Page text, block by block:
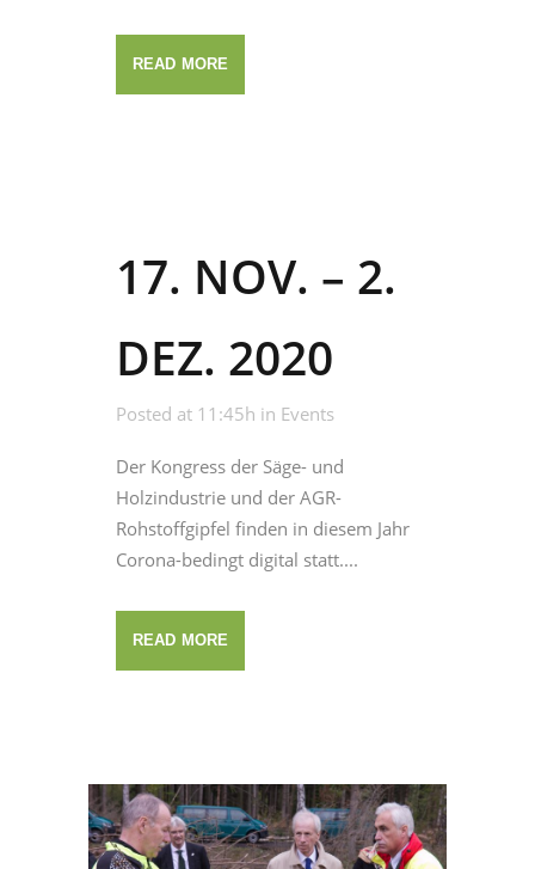
READ MORE
17. NOV. – 2.
DEZ. 2020
Posted at 11:45h in Events
Der Kongress der Säge- und
Holzindustrie und der AGR-
Rohstoffgipfel finden in diesem Jahr
Corona-bedingt digital statt....
READ MORE